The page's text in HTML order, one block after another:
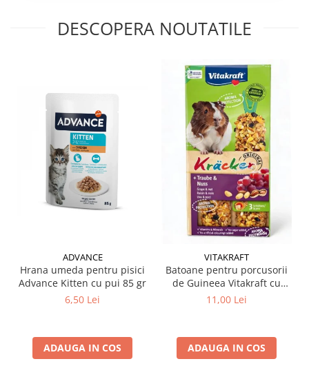
DESCOPERA NOUTATILE
ADVANCE
Hrana umeda pentru pisici
Advance Kitten cu pui 85 gr
6,50 Lei
ADAUGA IN COS
VITAKRAFT
Batoane pentru porcusorii
de Guineea Vitakraft cu
struguri & nuci 2 buc
11,00 Lei
ADAUGA IN COS